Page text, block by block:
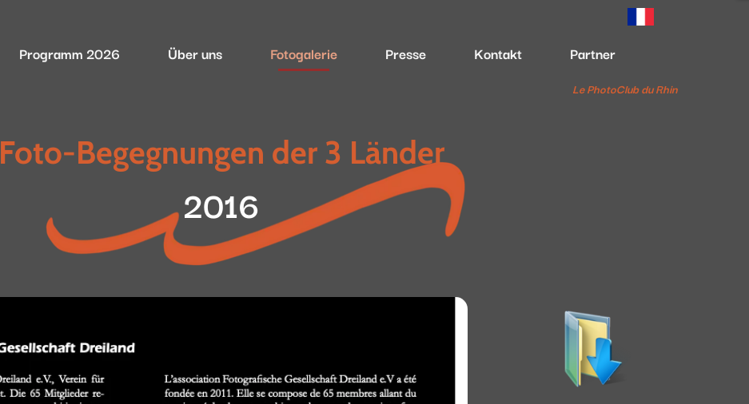
Programm 2026 Über uns Fotogalerie Presse Kontakt Partner
Le PhotoClub du Rhin
Foto-Begegnungen der 3 Länder
2016